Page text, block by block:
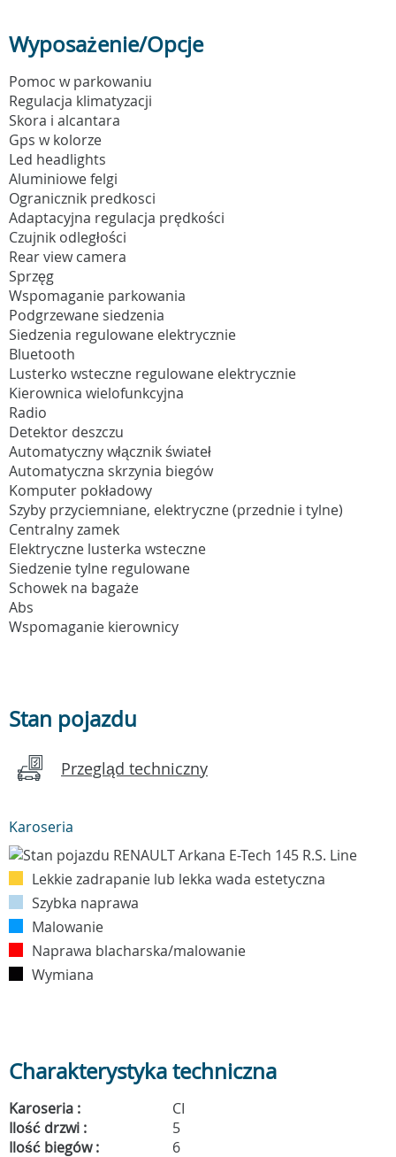
Wyposażenie/Opcje
Pomoc w parkowaniu
Regulacja klimatyzacji
Skora i alcantara
Gps w kolorze
Led headlights
Aluminiowe felgi
Ogranicznik predkosci
Adaptacyjna regulacja prędkości
Czujnik odległości
Rear view camera
Sprzęg
Wspomaganie parkowania
Podgrzewane siedzenia
Siedzenia regulowane elektrycznie
Bluetooth
Lusterko wsteczne regulowane elektrycznie
Kierownica wielofunkcyjna
Radio
Detektor deszczu
Automatyczny włącznik świateł
Automatyczna skrzynia biegów
Komputer pokładowy
Szyby przyciemniane, elektryczne (przednie i tylne)
Centralny zamek
Elektryczne lusterka wsteczne
Siedzenie tylne regulowane
Schowek na bagaże
Abs
Wspomaganie kierownicy
Stan pojazdu
Przegląd techniczny
Karoseria
Lekkie zadrapanie lub lekka wada estetyczna
Szybka naprawa
Malowanie
Naprawa blacharska/malowanie
Wymiana
Charakterystyka techniczna
Karoseria :
CI
Ilość drzwi :
5
Ilość biegów :
6